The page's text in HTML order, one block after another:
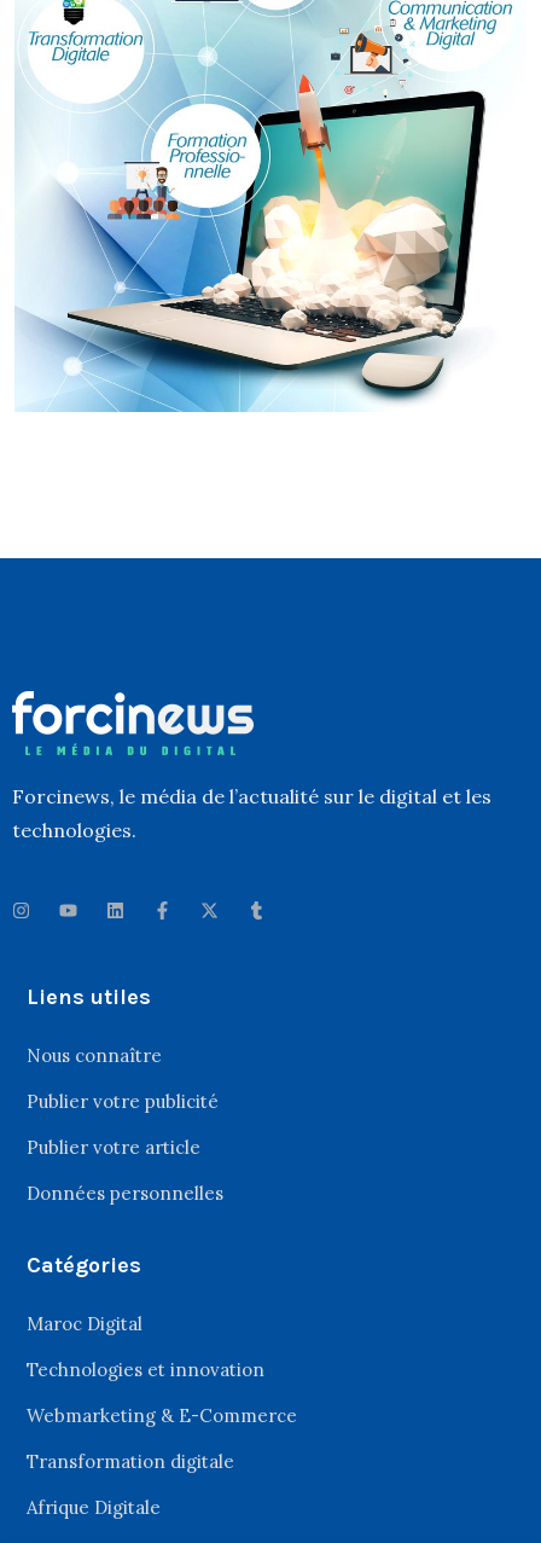
Forcinews, le média de l’actualité sur le digital et les
technologies.
Liens utiles
Nous connaître
Publier votre publicité
Publier votre article
Données personnelles
Catégories
Maroc Digital
Technologies et innovation
Webmarketing & E-Commerce
Transformation digitale
Afrique Digitale